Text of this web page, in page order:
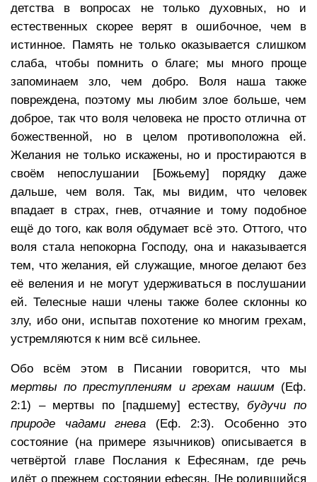
детства в вопросах не только духовных, но и
естественных скорее верят в ошибочное, чем в
истинное. Память не только оказывается слишком
слаба, чтобы помнить о благе; мы много проще
запоминаем зло, чем добро. Воля наша также
повреждена, поэтому мы любим злое больше, чем
доброе, так что воля человека не просто отлична от
божественной, но в целом противоположна ей.
Желания не только искажены, но и простираются в
своём непослушании [Божьему] порядку даже
дальше, чем воля. Так, мы видим, что человек
впадает в страх, гнев, отчаяние и тому подобное
ещё до того, как воля обдумает всё это. Оттого, что
воля стала непокорна Господу, она и наказывается
тем, что желания, ей служащие, многое делают без
её веления и не могут удерживаться в послушании
ей. Телесные наши члены также более склонны ко
злу, ибо они, испытав похотение ко многим грехам,
устремляются к ним всё сильнее.
Обо всём этом в Писании говорится, что мы
мертвы по преступлениям и грехам нашим(Еф.
2:1) – мертвы по [падшему] естеству, будучи по
природе чадами гнева (Еф. 2:3). Особенно это
состояние (на примере язычников) описывается в
четвёртой главе Послания к Ефесянам, где речь
идёт о прежнем состоянии ефесян. [Не родившийся